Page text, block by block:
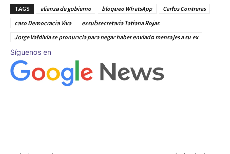
TAGS alianza de gobierno bloqueo WhatsApp
Carlos Contreras
caso Democracia Viva
exsubsecretaria Tatiana Rojas
Jorge Valdivia se pronuncia para negar haber enviado mensajes a su ex
Síguenos en